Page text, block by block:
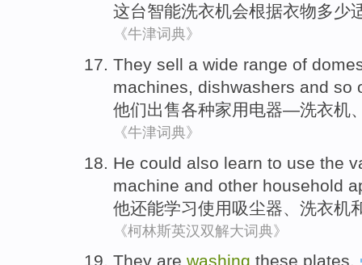
这台智能洗衣机会根据衣物多少
《牛津词典》
They sell a wide range of
machines, dishwashers and so
他们出售各种家用电器—洗衣机
《牛津词典》
He could also learn to use the
machine and other household
他还能学习使用吸尘器 洗衣机
《柯林斯英汉双解大词典》
They are washing these plates.